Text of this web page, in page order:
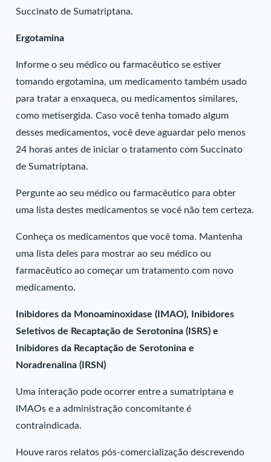
Succinato de Sumatriptana.
Ergotamina
Informe o seu médico ou farmacêutico se estiver
tomando ergotamina, um medicamento também usado
para tratar a enxaqueca, ou medicamentos similares,
como metisergida. Caso você tenha tomado algum
desses medicamentos, você deve aguardar pelo menos
24 horas antes de iniciar o tratamento com Succinato
de Sumatriptana.
Pergunte ao seu médico ou farmacêutico para obter
uma lista destes medicamentos se você não tem certeza.
Conheça os medicamentos que você toma. Mantenha
uma lista deles para mostrar ao seu médico ou
farmacêutico ao começar um tratamento com novo
medicamento.
Inibidores da Monoaminoxidase (IMAO), Inibidores
Seletivos de Recaptação de Serotonina (ISRS) e
Inibidores da Recaptação de Serotonina e
Noradrenalina (IRSN)
Uma interação pode ocorrer entre a sumatriptana e
IMAOs e a administração concomitante é
contraindicada.
Houve raros relatos pós-comercialização descrevendo